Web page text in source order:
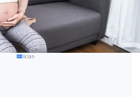
Iklan